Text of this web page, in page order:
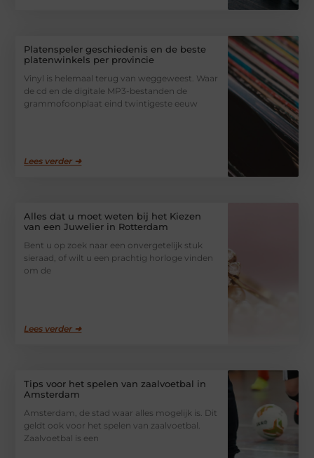
Platenspeler geschiedenis en de beste
platenwinkels per provincie
Vinyl is helemaal terug van weggeweest. Waar
de cd en de digitale MP3-bestanden de
grammofoonplaat eind twintigeste eeuw
Lees verder ➜
Alles dat u moet weten bij het Kiezen
van een Juwelier in Rotterdam
Bent u op zoek naar een onvergetelijk stuk
sieraad, of wilt u een prachtig horloge vinden
om de
Lees verder ➜
Tips voor het spelen van zaalvoetbal in
Amsterdam
Amsterdam, de stad waar alles mogelijk is. Dit
geldt ook voor het spelen van zaalvoetbal.
Zaalvoetbal is een